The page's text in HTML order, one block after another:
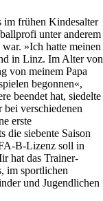
im frühen Kindesalter
unter anderem
»Ich hatte meinen
in Linz. Im Alter von
von meinem Papa
begonnen«,
beendet hat, siedelte
verschiedenen
erste
die siebente Saison
B-Lizenz soll in
hat das Trainer-
im sportlichen
und Jugendlichen